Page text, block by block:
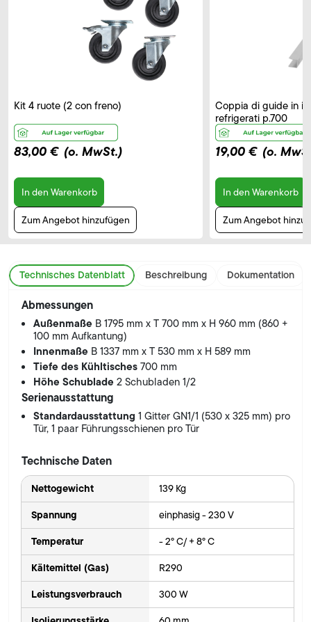
Kit 4 ruote (2 con freno)
83,00 € (o. MwSt.)
In den Warenkorb
Zum Angebot hinzufügen
Coppia di guide in
refrigerati p.700
19,00 € (o.
In den Warenkorb
Zum Angebot
Technisches Datenblatt Beschreibung Dokumentation
Abmessungen
Außenmaße B 1795 mm x T 700 mm x H 960 mm (860 +
100 mm Aufkantung)
Innenmaße B 1337 mm x T 530 mm x H 589 mm
Tiefe des Kühltisches700 mm
Höhe Schublade2 Schubladen 1/2
Serienausstattung
Standardausstattung1 Gitter GN1/1 (530 x 325 mm) pro
Tür, 1 paar Führungsschienen pro Tür
Technische Daten
Nettogewicht 139 Kg
Spannung einphasig - 230 V
Temperatur - 2° C/ + 8° C
Kältemittel (Gas) R290
Leistungsverbrauch 300 W